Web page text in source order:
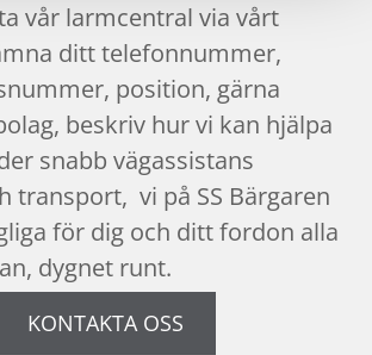
vår larmcentral via vårt
ditt telefonnummer,
position, gärna
beskriv hur vi kan hjälpa
snabb vägassistans
transport, vi på SS Bärgaren
för dig och ditt fordon alla
dygnet runt.
KONTAKTA OSS